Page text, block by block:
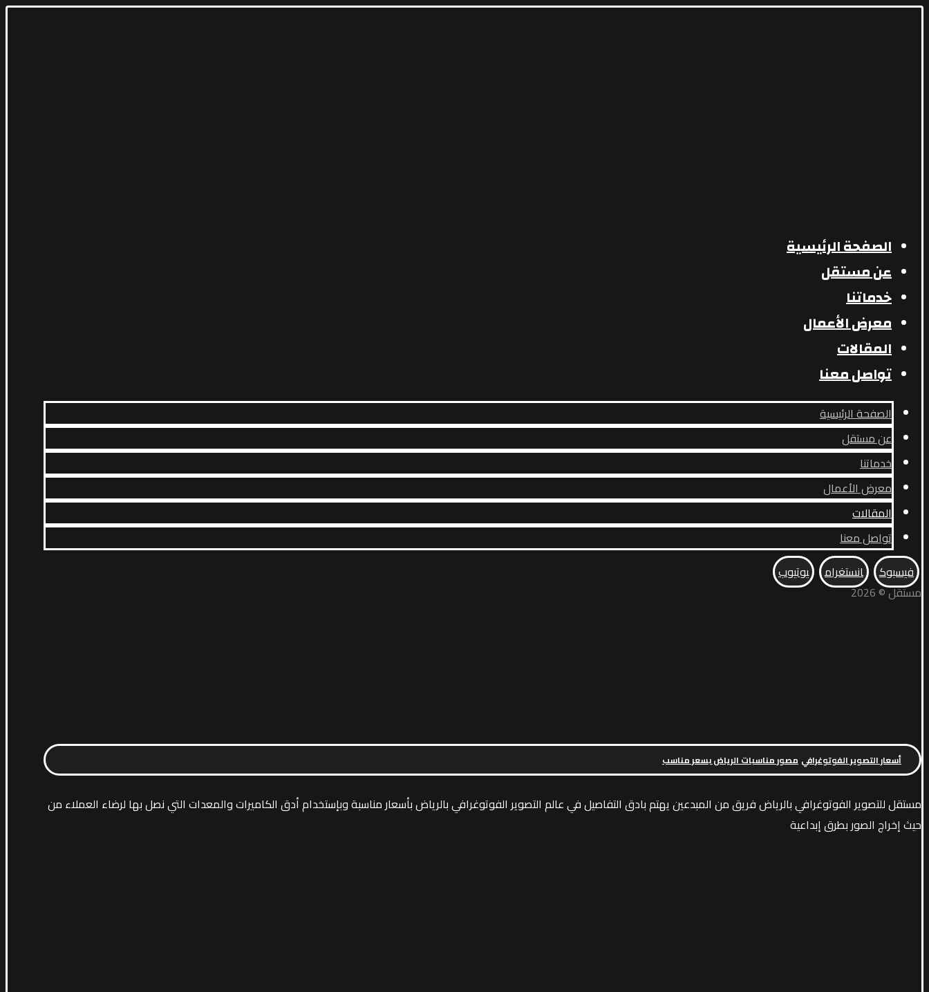
الصفحة الرئيسية
عن مستقل
خدماتنا
معرض الأعمال
المقالات
تواصل معنا
الصفحة الرئيسية
عن مستقل
خدماتنا
معرض الأعمال
المقالات
تواصل معنا
فيسبوك
انستغرام
يوتيوب
مستقل © 2026
أسعار التصوير الفوتوغرافي مصور مناسبات الرياض بسعر مناسب
مستقل للتصوير الفوتوغرافي بالرياض فريق من المبدعين يهتم بادق التفاصيل في عالم التصوير الفوتوغرافي بالرياض بأسعار مناسبة وبإستخدام أدق الكاميرات والمعدات التي نصل بها لرضاء العملاء من
حيث إخراج الصور بطرق إبداعية